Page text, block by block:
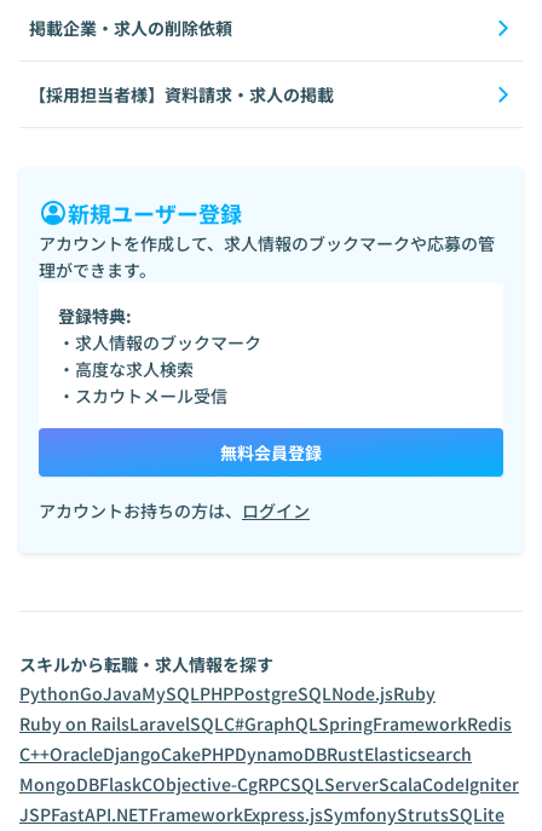
掲載企業・求人の削除依頼
【採用担当者様】資料請求・求人の掲載
新規ユーザー登録
アカウントを作成して、求人情報のブックマークや応募の管
理ができます。
登録特典:
・求人情報のブックマーク
・高度な求人検索
・スカウトメール受信
無料会員登録
アカウントお持ちの方は、 ログイン
スキルから転職・求人情報を探す
PythonGoJavaMySQLPHPPostgreSQLNode.jsRuby
Ruby on RailsLaravelSQLC#GraphQLSpringFrameworkRedis
C++OracleDjangoCakePHPDynamoDBRustElasticsearch
MongoDBFlaskCObjective-CgRPCSQLServerScalaCodeIgniter
JSPFastAPI.NETFrameworkExpress.jsSymfonyStrutsSQLite